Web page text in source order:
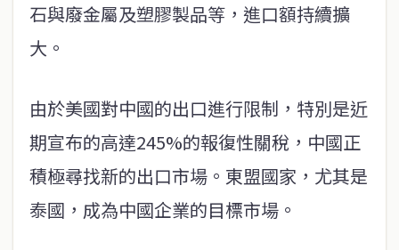
石與廢金屬及塑膠製品等，進口額持續擴
大。
由於美國對中國的出口進行限制，特別是近
期宣布的高達245%的報復性關稅，中國正
積極尋找新的出口市場。東盟國家，尤其是
泰國，成為中國企業的目標市場。